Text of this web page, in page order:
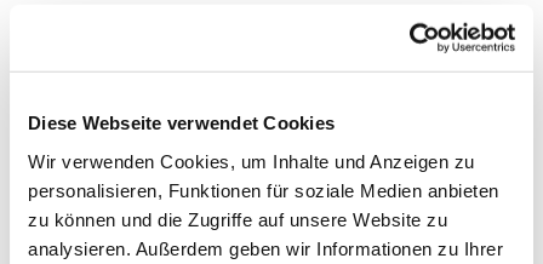
Diese Webseite verwendet Cookies
Wir verwenden Cookies, um Inhalte und Anzeigen zu
personalisieren, Funktionen für soziale Medien anbieten
zu können und die Zugriffe auf unsere Website zu
analysieren. Außerdem geben wir Informationen zu Ihrer
Wir sind eine Gemeinde zwischen
Land und Stadt, sowie zwischen
Tradition und Zukunft.
Langeingesessene gehören zu uns,
wie auch Zugezogene. Wir freuen